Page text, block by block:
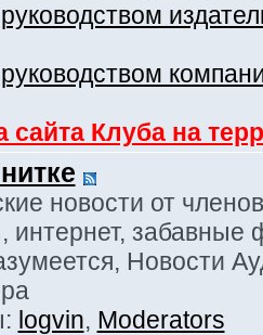
сайта Клуба на
новости от
интернет, забавные
Новости
logvin, Moderators